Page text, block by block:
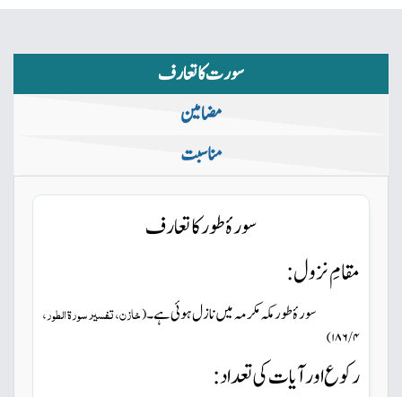
سورت کا تعارف
مضامین
مناسبت
سورۂ طور کا تعارف
مقامِ نزول:
سورۂ طور مکہ مکرمہ میں نازل ہوئی ہے۔(خازن، تفسیر سورۃ الطور،
۴ / ۱۸۶ )
رکوع اورآیات کی تعداد: